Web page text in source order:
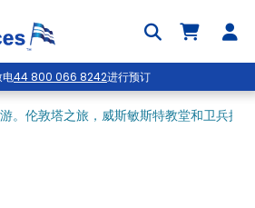
电44 800 066 8242进行预订
。伦敦塔之旅，威斯敏斯特教堂和卫兵换